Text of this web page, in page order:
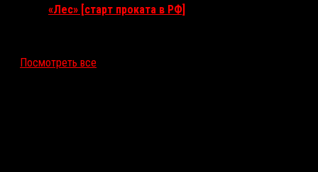
«Лес» [старт проката в РФ]
Посмотреть все